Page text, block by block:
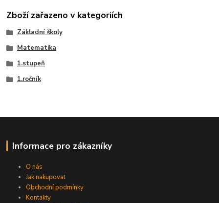
Zboží zařazeno v kategoriích
Základní školy
Matematika
1.stupeň
1.ročník
Informace pro zákazníky
O nás
Jak nakupovat
Obchodní podmínky
Kontakty